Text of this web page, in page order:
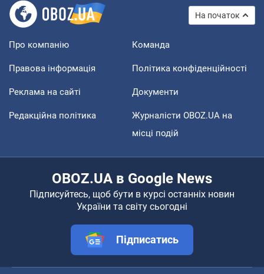
На початок
Про компанію Команда
Правова інформація Політика конфіденційності
Реклама на сайті Документи
Редакційна політика
Журналісти OBOZ.UA на
місці подій
OBOZ.UA в Google News
Підписуйтесь, щоб бути в курсі останніх новин
України та світу сьогодні
Підписатись